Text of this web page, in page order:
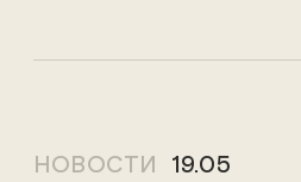
НОВОСТИ 19.05